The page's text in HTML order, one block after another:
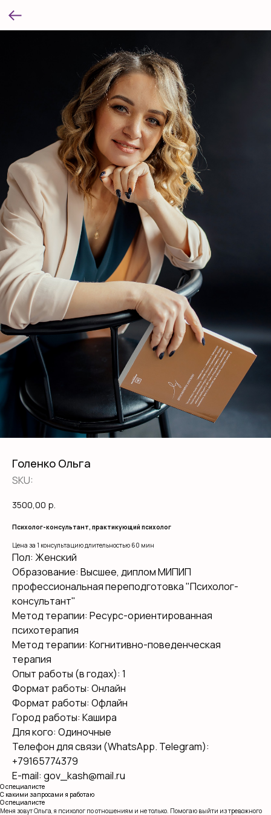
Голенко Ольга
SKU:
3500,00 р.
Психолог-консультант, практикующий психолог
Цена за 1 консультацию длительностью 60 мин
Пол: Женский
Образование: Высшее, диплом МИПИП
профессиональная переподготовка "Психолог-
консультант"
Метод терапии: Ресурс-ориентированная
психотерапия
Метод терапии: Когнитивно-поведенческая
терапия
Опыт работы (в годах): 1
Формат работы: Онлайн
Формат работы: Офлайн
Город работы: Кашира
Для кого: Одиночные
Телефон для связи (WhatsApp. Telegram):
+79165774379
E-mail: gov_kash@mail.ru
О специалисте
С какими запросами я работаю
О специалисте
Меня зовут Ольга, я психолог по отношениям и не только. Помогаю выйти из тревожного